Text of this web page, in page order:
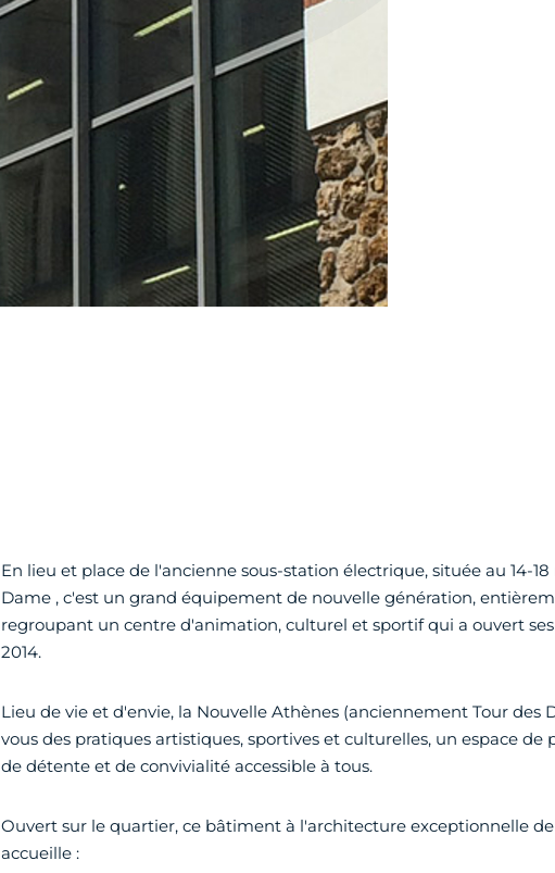
En lieu et place de l'ancienne sous-station électrique, située au 14-18
Dame , c'est un grand équipement de nouvelle génération,
regroupant un centre d'animation, culturel et sportif qui a ouvert
2014.
Lieu de vie et d'envie, la Nouvelle Athènes (anciennement Tour des
vous des pratiques artistiques, sportives et culturelles, un espace de
de détente et de convivialité accessible à tous.
Ouvert sur le quartier, ce bâtiment à l'architecture exceptionnelle
accueille :